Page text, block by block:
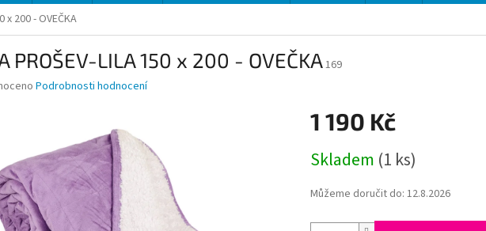
x 200 - OVEČKA
PROŠEV-LILA 150 x 200 - OVEČKA169
Podrobnosti hodnocení
1 190 Kč
cena:
Skladem (1 ks)
Můžeme doručit do: 12.8.2026